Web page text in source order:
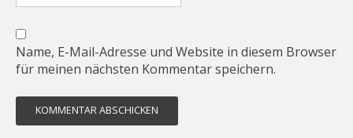
Name, E-Mail-Adresse und Website in diesem Browser
für meinen nächsten Kommentar speichern.